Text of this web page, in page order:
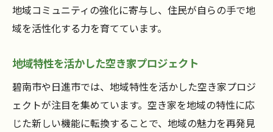
地域コミュニティの強化に寄与し、住民が自らの手で地
域を活性化する力を育てています。
地域特性を活かした空き家プロジェクト
碧南市や日進市では、地域特性を活かした空き家プロジ
ェクトが注目を集めています。空き家を地域の特性に応
じた新しい機能に転換することで、地域の魅力を再発見